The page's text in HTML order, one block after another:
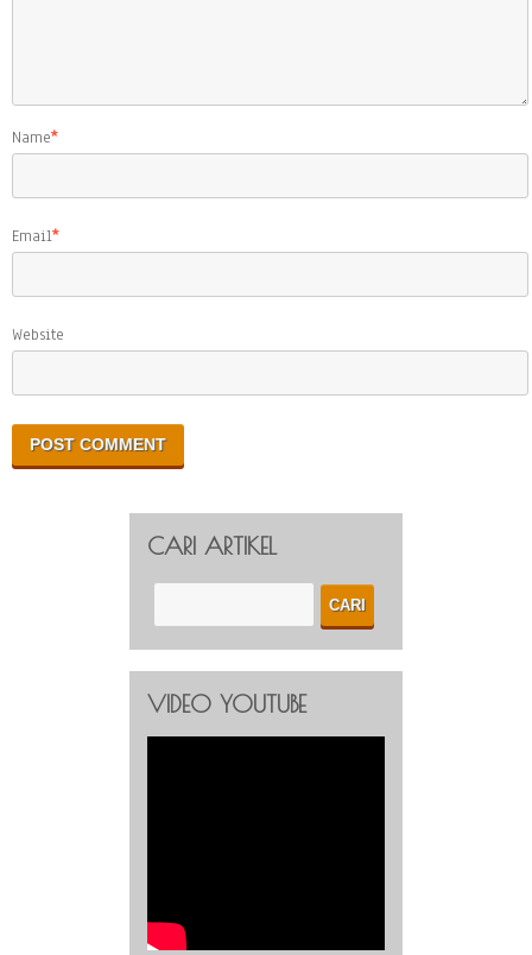
Name*
Email*
Website
CARI ARTIKEL
VIDEO YOUTUBE